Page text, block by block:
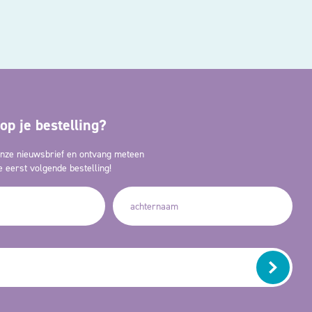
je bestelling?
nieuwsbrief en ontvang meteen
eerst volgende bestelling!